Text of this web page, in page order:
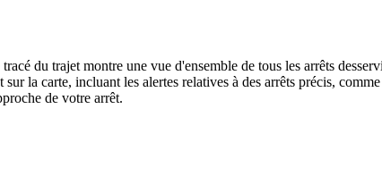
du trajet montre une vue d'ensemble de tous les arrêts
la carte, incluant les alertes relatives à des arrêts précis,
de votre arrêt.